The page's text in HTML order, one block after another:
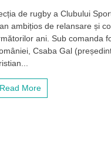
de rugby a Clubului
ambițios de relansare și
ani. Sub comanda
Csaba Gal
Read More